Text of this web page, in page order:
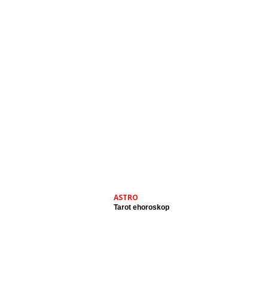
ASTRO
Tarot ehoroskop